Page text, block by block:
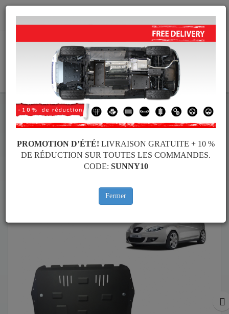
info@protectionsousmoteur.eu
Protection Sous Moteur Seat Protection Sous Moteur Seat Altea
Marques
PROMOTION D’ÉTÉ! LIVRAISON GRATUITE + 10 %
DE RÉDUCTION SUR TOUTES LES COMMANDES.
CODE: SUNNY10
Fermer